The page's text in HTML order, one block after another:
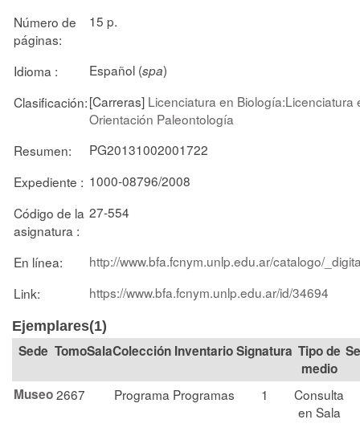
Número de
páginas:
15 p.
Idioma : Español (spa)
Clasificación:[Carreras] Licenciatura en Biología:Licenciatura
Orientación Paleontología
Resumen:
PG20131002001722
Expediente : 1000-08796/2008
Código de la
asignatura :
27-554
En línea:
http://www.bfa.fcnym.unlp.edu.ar/catalogo/
Link:
https://www.bfa.fcnym.unlp.edu.ar/id/34694
Ejemplares(1)
TomoSalaColección Signatura Tipo de
medio
Museo2667 Programa Programas 1
Consulta
en Sala